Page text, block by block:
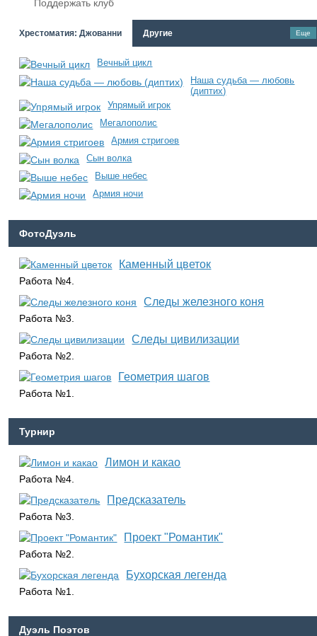
Поддержать клуб
Хрестоматия: Джованни Другие Еще
Вечный цикл
Наша судьба — любовь
(диптих)
Упрямый игрок
Мегалополис
Армия стригоев
Сын волка
Выше небес
Армия ночи
ФотоДуэль
Каменный цветок
Работа №4.
Следы железного коня
Работа №3.
Следы цивилизации
Работа №2.
Геометрия шагов
Работа №1.
Турнир
Лимон и какао
Работа №4.
Предсказатель
Работа №3.
Проект "Романтик"
Работа №2.
Бухорская легенда
Работа №1.
Дуэль Поэтов